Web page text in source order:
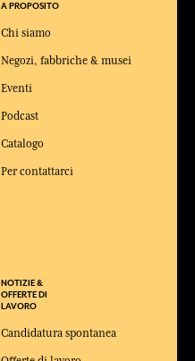
A PROPOSITO
Chi siamo
Negozi, fabbriche & musei
Eventi
Podcast
Catalogo
Per contattarci
NOTIZIE &
OFFERTE DI
LAVORO
Candidatura spontanea